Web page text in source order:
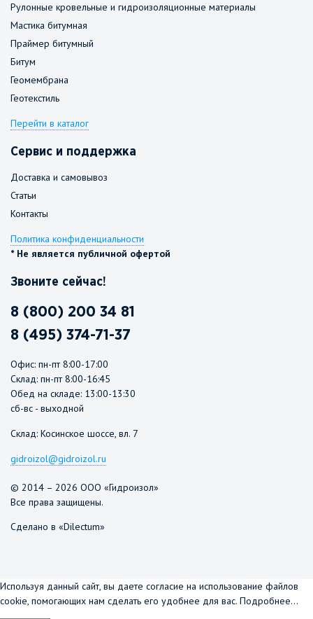
Рулонные кровельные и гидроизоляционные материалы
Мастика битумная
Праймер битумный
Битум
Геомембрана
Геотекстиль
Перейти в каталог
Сервис и поддержка
Доставка и самовывоз
Статьи
Контакты
Политика конфиденциальности
* Не является публичной офертой
Звоните сейчас!
8 (800) 200 34 81
8 (495) 374-71-37
Офис: пн-пт 8:00-17:00
Склад: пн-пт 8:00-16:45
Обед на складе: 13:00-13:30
сб-вс - выходной
Склад: Косинское шоссе, вл. 7
gidroizol@gidroizol.ru
© 2014 – 2026 ООО «Гидроизол»
Все права защищены.
Сделано в «Dilectum»
Используя данный сайт, вы даете согласие на использование файлов
cookie, помогающих нам сделать его удобнее для вас. Подробнее...